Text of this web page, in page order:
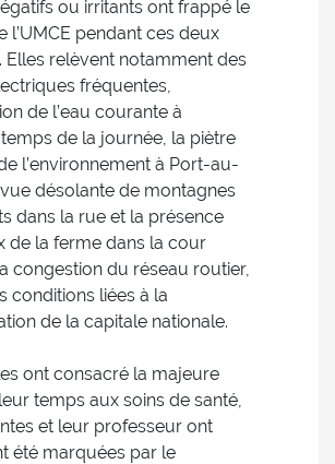
ou irritants ont frappé le
l’UMCE pendant ces deux
Elles relèvent notamment des
fréquentes,
de l’eau courante à
de la journée, la piètre
l’environnement à Port-au-
désolante de montagnes
dans la rue et la présence
de la ferme dans la cour
congestion du réseau routier,
conditions liées à la
de la capitale nationale.
ont consacré la majeure
temps aux soins de santé,
et leur professeur ont
été marquées par le